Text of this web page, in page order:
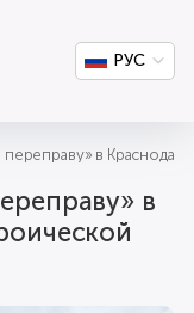
РУС
переправу» в
в